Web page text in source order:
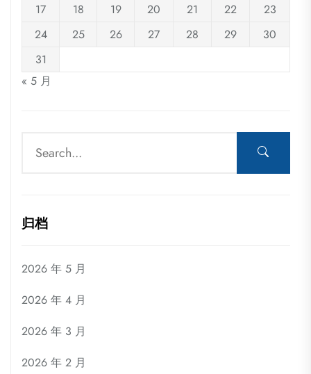
17
18 19 20 21 22
23
24
25 26 27 28 29
30
31
« 5 月
归档
2026 年 5 月
2026 年 4 月
2026 年 3 月
2026 年 2 月